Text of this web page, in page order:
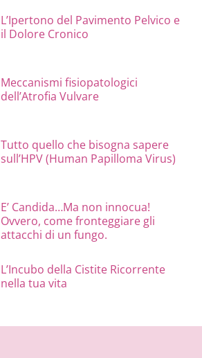
L’Ipertono del Pavimento Pelvico e
il Dolore Cronico
Meccanismi fisiopatologici
dell’Atrofia Vulvare
Tutto quello che bisogna sapere
sull’HPV (Human Papilloma Virus)
E’ Candida…Ma non innocua!
Ovvero, come fronteggiare gli
attacchi di un fungo.
L’Incubo della Cistite Ricorrente
nella tua vita